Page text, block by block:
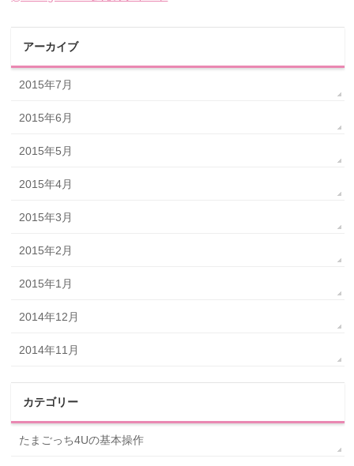
アーカイブ
2015年7月
2015年6月
2015年5月
2015年4月
2015年3月
2015年2月
2015年1月
2014年12月
2014年11月
カテゴリー
たまごっち4Uの基本操作